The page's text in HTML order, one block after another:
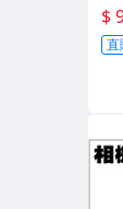
白
用
(4)
$
直